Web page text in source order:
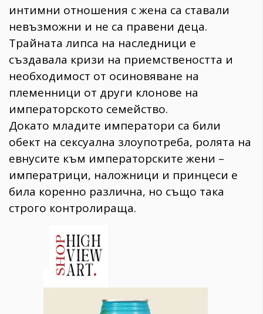
интимни отношения с жена са ставали
невъзможни и не са правени деца.
Трайната липса на наследници е
създавала кризи на приемствеността и
необходимост от осиновяване на
племенници от други клонове на
императорското семейство.
Докато младите императори са били
обект на сексуална злоупотреба, ролята на
евнусите към императорските жени –
императрици, наложници и принцеси е
била коренно различна, но също така
строго контролираща.